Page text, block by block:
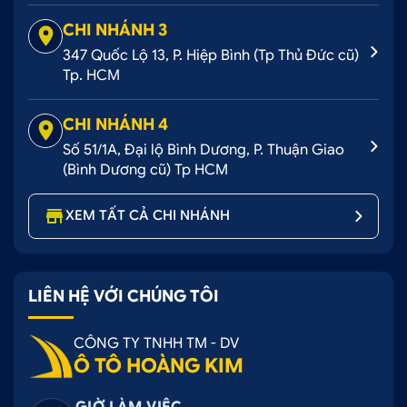
CHI NHÁNH 3:
P.Thuận Giao, TX.Thuận An, Bình Dương.
Hotline 24/7:0707 07 08 09.
Quý khách có thể đến 1 trong 4 chi nhánh của Ô tô
CHI NHÁNH 3
347 Quốc Lộ 13, P. Hiệp Bình (Tp Thủ Đức cũ)
Tp. HCM
CHI NHÁNH 4
Số 51/1A, Đại lộ Bình Dương, P. Thuận Giao
(Bình Dương cũ) Tp HCM
XEM TẤT CẢ CHI NHÁNH
LIÊN HỆ VỚI CHÚNG TÔI
CÔNG TY TNHH TM - DV
Ô TÔ HOÀNG KIM